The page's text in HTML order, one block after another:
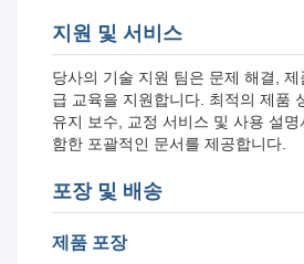
지원 및 서비스
당사의 기술 지원 팀은 문제 해결,
급 교육을 지원합니다. 최적의 제품
유지 보수, 교정 서비스 및 사용 설
함한 포괄적인 문서를 제공합니다.
포장 및 배송
제품 포장